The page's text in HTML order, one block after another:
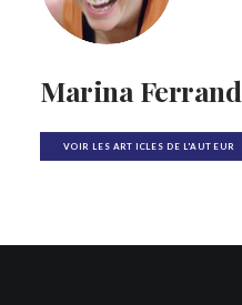
Marina Ferrand
VOIR LES ARTICLES DE L'AUTEUR